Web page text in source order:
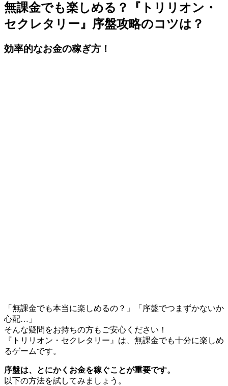
無課金でも楽しめる？『トリリオン・
セクレタリー』序盤攻略のコツは？
効率的なお金の稼ぎ方！
「無課金でも本当に楽しめるの？」「序盤でつまずかないか
心配…」
そんな疑問をお持ちの方もご安心ください！
『トリリオン・セクレタリー』は、無課金でも十分に楽しめ
るゲームです。
序盤は、とにかくお金を稼ぐことが重要です。
以下の方法を試してみましょう。